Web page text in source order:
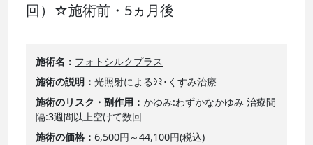
回）☆施術前・5ヵ月後
施術名
フォトシルクプラス
施術の説明
光照射によるｼﾐ･くすみ治療
施術のリスク・副作用
かゆみ:わずかなかゆみ 治療間
隔:3週間以上空けて数回
施術の価格
6,500円～44,100円(税込)